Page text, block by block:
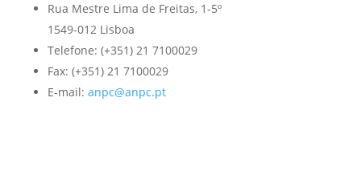
Rua Mestre Lima de Freitas, 1-5º
1549-012 Lisboa
Telefone: (+351) 21 7100029
Fax: (+351) 21 7100029
E-mail: anpc@anpc.pt